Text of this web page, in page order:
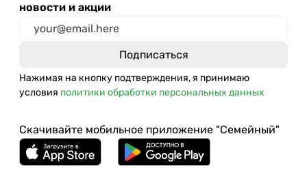
новости и акции
Нажимая на кнопку подтверждения, я принимаю
условия политики обработки персональных данных
Скачивайте мобильное приложение "Семейный"